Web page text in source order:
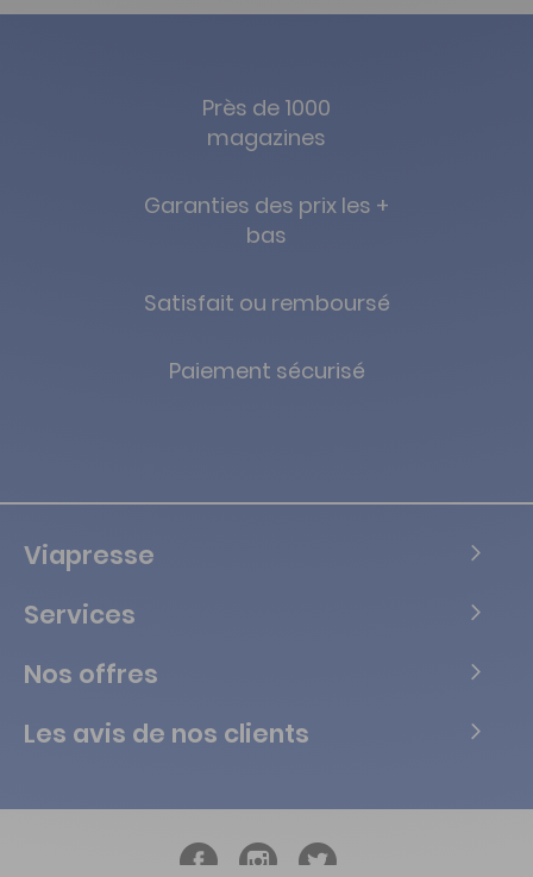
Près de 1000
magazines
Garanties des prix les +
bas
Satisfait ou remboursé
Paiement sécurisé
Viapresse
Services
Nos offres
Les avis de nos clients